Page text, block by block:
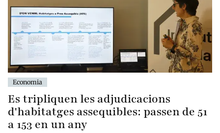
Economia
Es tripliquen les adjudicacions
d'habitatges assequibles: passen de 51
a 153 en un any